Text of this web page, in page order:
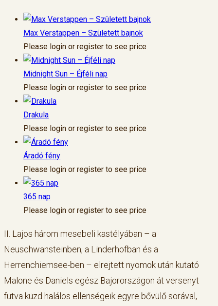
Max Verstappen – Született bajnok
Please login or register to see price
Midnight Sun – Éjféli nap
Please login or register to see price
Drakula
Please login or register to see price
Áradó fény
Please login or register to see price
365 nap
Please login or register to see price
II. Lajos három mesebeli kastélyában – a
Neuschwansteinben, a Linderhofban és a
Herrenchiemsee-ben – elrejtett nyomok után kutató
Malone és Daniels egész Bajorországon át versenyt
futva küzd halálos ellenségeik egyre bővülő sorával,